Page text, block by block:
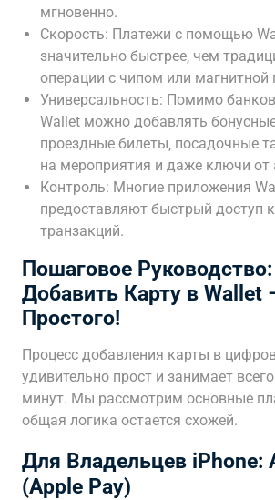
мгновенно.
Скорость: Платежи с помощью
значительно быстрее‚ чем
операции с чипом или магнитной
Универсальность: Помимо
Wallet можно добавлять
проездные билеты‚ посадочные
на мероприятия и даже ключи от
Контроль: Многие приложения
предоставляют быстрый доступ
транзакций.
Пошаговое
Добавить Карту в
Простого!
Процесс добавления карты в
удивительно прост и занимает
минут. Мы рассмотрим основные
общая логика остается схожей.
Для Владельцев iPhone:
(Apple Pay)